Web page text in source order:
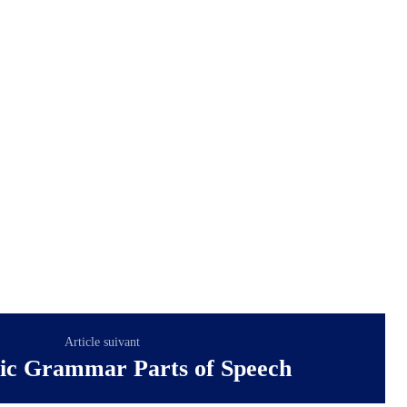
Article suivant
Grammar Parts of Speech